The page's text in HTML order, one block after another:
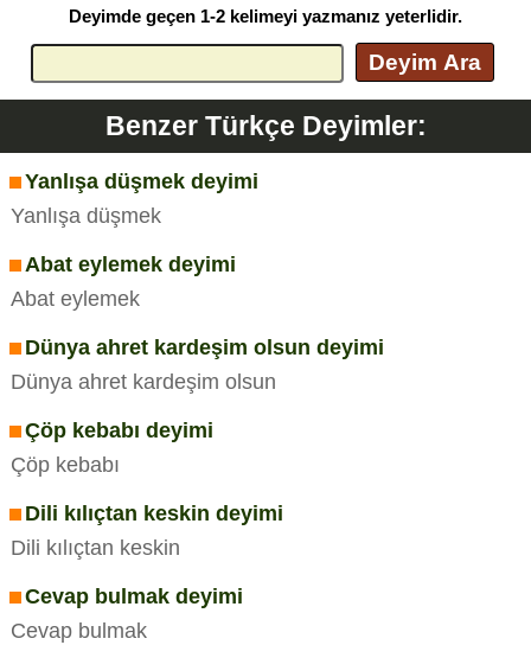
Deyimde geçen 1-2 kelimeyi yazmanız yeterlidir.
Deyim Ara
Benzer Türkçe Deyimler:
Yanlışa düşmek deyimi
Yanlışa düşmek
Abat eylemek deyimi
Abat eylemek
Dünya ahret kardeşim olsun deyimi
Dünya ahret kardeşim olsun
Çöp kebabı deyimi
Çöp kebabı
Dili kılıçtan keskin deyimi
Dili kılıçtan keskin
Cevap bulmak deyimi
Cevap bulmak